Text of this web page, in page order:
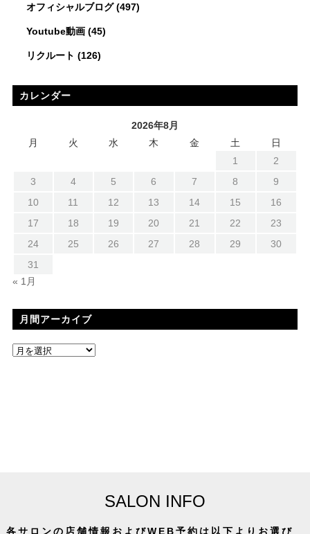
オフィシャルブログ(497)
Youtube動画(45)
リクルート (126)
カレンダー
2026年8月
月
火 水 木 金 土
日
1
2
3
4 5 6 7 8
9
10
11 12 13 14 15
16
17
18 19 20 21 22
23
24
25 26 27 28 29
30
31
« 1月
月間アーカイブ
SALON INFO
各サロンの店舗情報およびWEB予約は以下よりお選び